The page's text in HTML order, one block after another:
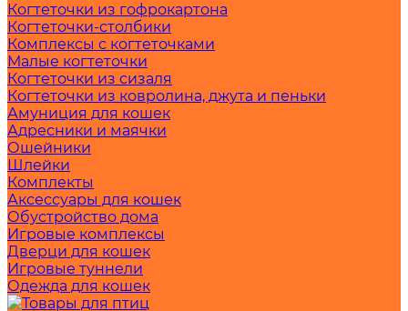
Когтеточки из гофрокартона
Когтеточки-столбики
Комплексы с когтеточками
Малые когтеточки
Когтеточки из сизаля
Когтеточки из ковролина, джута и пеньки
Амуниция для кошек
Адресники и маячки
Ошейники
Шлейки
Комплекты
Аксессуары для кошек
Обустройство дома
Игровые комплексы
Дверци для кошек
Игровые туннели
Одежда для кошек